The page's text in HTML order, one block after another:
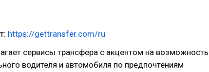
https://gettransfer.com/ru
сервисы трансфера с акцентом на возможность
водителя и автомобиля по предпочтениям